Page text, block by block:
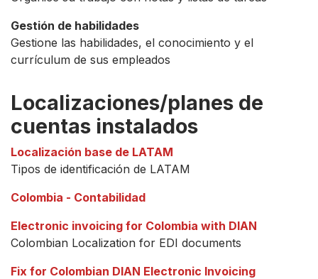
Gestión de habilidades
Gestione las habilidades, el conocimiento y el
currículum de sus empleados
Localizaciones/planes de
cuentas instalados
Localización base de LATAM
Tipos de identificación de LATAM
Colombia - Contabilidad
Electronic invoicing for Colombia with DIAN
Colombian Localization for EDI documents
Fix for Colombian DIAN Electronic Invoicing